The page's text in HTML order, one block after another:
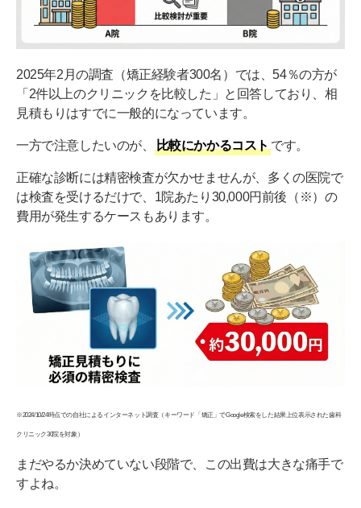
2025年2月の調査（矯正経験者300名）では、54％の方が
「2件以上のクリニックを比較した」と回答しており、相
見積もりはすでに一般的になっています。
一方で注意したいのが、 比較にかかるコスト です。
正確な診断には精密検査が欠かせませんが、多くの医院で
は検査を受けるだけで、1院あたり30,000円前後（※）の
費用が発生するケースもあります。
※2024/10/24時点での自社によるインターネット調査（キーワード「矯正」でGoogle検索をした結果上位表示された歯科
クリニック30院を対象）
まだやるか決めていない段階で、この出費は大きな痛手で
すよね。